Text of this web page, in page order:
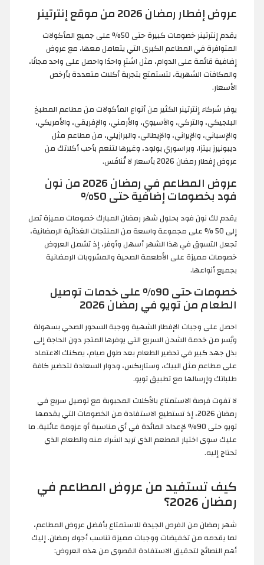
عروض إفطار رمضان 2026 من موقع إنترتينر
يقدم إنترتينر خصومات كبيرة حتى 50% على جميع المأكولات
المتوافرة في المطاعم الكبرى التي يتعامل معها، مع عروض
إضافية قائمة على الدوام، مثل اشترِ واحدًا واحصل على واحد مجانًا،
والمكافآت الشهرية، لتستمتع بتجربة أكلات متعددة بأرخص
الأسعار.
يوفر شركاء إنترتينر الكثير من أنواع المأكولات من مطاعم المطبخ
البلجيكي، والتركي، والآسيوي، والأرمني، والإفريقي، والأمريكي،
والإسباني، والإيراني، والإيطالي، والبرازيلي، من مطاعم مثل
ديبونيرز بيتزا، وبراسوري بولود، وغيرها لتنعم بأحب أكلاتك من
عروض إفطار رمضان 2026 بأسعار لا تُنافَس.
عروض المطاعم في رمضان 2026 من نون
فود بخصومات إضافية حتى 50%
يقدم لك نون فود بحلول شهر رمضان المبارك خصومات مميزة تصل
إلى 50 % على مجموعة واسعة من المنتجات الغذائية الرمضانية،
تجعل التسوق في هذا الشهر أسهل وأوفر، إذ تشمل العروض
خصومات مميزة على الأطعمة الصحية والمشروبات الرمضانية
بجميع أنواعها.
خصومات حتى 90% على خدمات توصيل
الطعام من تويو في رمضان 2026
احصل على وجبات الإفطار الشهية ووجبة السحور الصحي بسهولة
ويُسر من خدمة الشحن السريع التي يوفرها المتجر دون الحاجة إلى
بذل جهد كبير في تحضير الطعام بعد طول صيام، يمكنك الاعتماد
على مطاعم مثل البيك، وستاربكس، ودوار السعادة لتحضير كافة
طلباتك وإرسالها مع تطبيق تويو.
لا تفوت فرصة الاستمتاع بالأكلات المحبوبة مع توصيل سريع في
رمضان 2026، إذ تستطيع الاستفادة من الخصومات التي يقدمها
تويو حتى 90% لإعداد المائدة في أي مناسبة أو عزومة عائلية. ما
عليك سوى اختيار المطعم الذي تريد الشراء منه والطعام الذي
تحتاج إليه.
كيف تستفيد من عروض المطاعم في
رمضان 2026؟
شهر رمضان من الفرص الجيدة للاستمتاع بأفضل عروض المطاعم،
لما يقدمه من تخفيضات ووجبات مميزة تناسب أجواء رمضان. إليك
أهم النصائح لتحقيق الاستفادة القصوى من هذه العروض: